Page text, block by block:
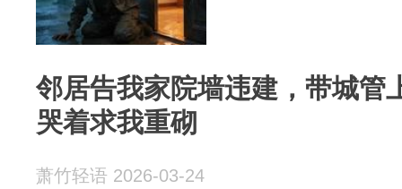
邻居告我家院墙违建，带城管
哭着求我重砌
萧竹轻语 2026-03-24